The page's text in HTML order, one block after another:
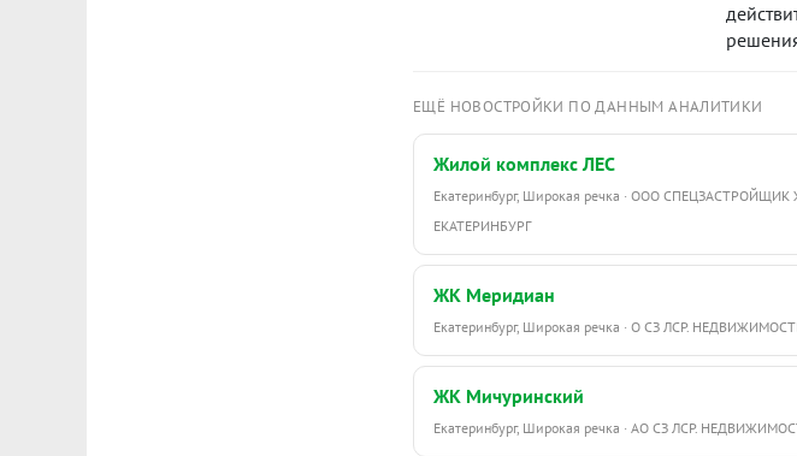
ЕЩЁ НОВОСТРОЙКИ ПО ДАННЫМ АНАЛИТИКИ
Жилой комплекс ЛЕС
Екатеринбург, Широкая речка · ООО
ЕКАТЕРИНБУРГ
ЖК Меридиан
Екатеринбург, Широкая речка · О СЗ ЛСР.
ЖК Мичуринский
Екатеринбург, Широкая речка · АО СЗ ЛСР.